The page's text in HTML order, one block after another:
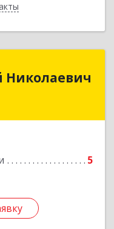
Николаевич
5
Николаевич